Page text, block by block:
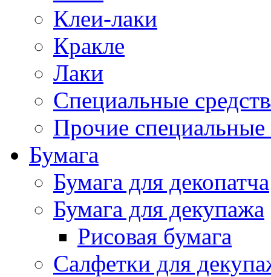
Клеи-лаки
Кракле
Лаки
Специальные
Прочие специальные
Бумага
Бумага для декопатча
Бумага для декупажа
Рисовая бумага
Салфетки для